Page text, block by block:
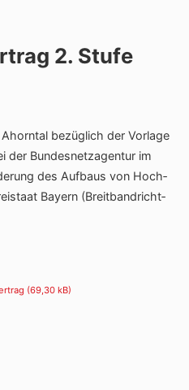
2. Stufe
bezüg­lich der Vorlage
der Bundes­netz­agentur im
des Aufbaus von Hoch­
Bayern (Breit­band­richt­